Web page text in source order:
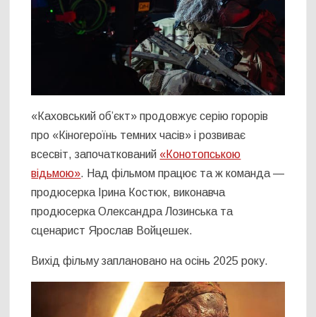
«Каховський об’єкт» продовжує серію горорів
про «Кіногероїнь темних часів» і розвиває
всесвіт, започаткований «Конотопською
відьмою». Над фільмом працює та ж команда —
продюсерка Ірина Костюк, виконавча
продюсерка Олександра Лозинська та
сценарист Ярослав Войцешек.
Вихід фільму заплановано на осінь 2025 року.